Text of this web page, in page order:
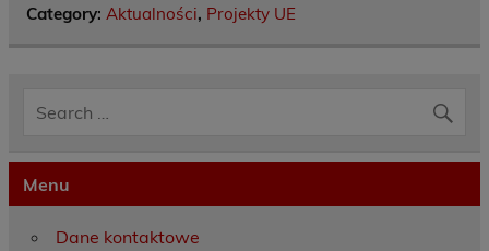
Category: Aktualności, Projekty UE
Menu
Dane kontaktowe